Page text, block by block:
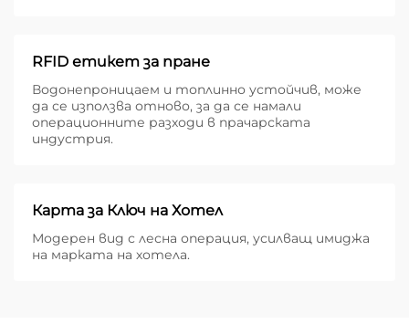
RFID етикет за пране
Водонепроницаем и топлинно устойчив, може
да се използва отново, за да се намали
операционните разходи в прачарската
индустрия.
Карта за Ключ на Хотел
Модерен вид с лесна операция, усилващ имиджа
на марката на хотела.